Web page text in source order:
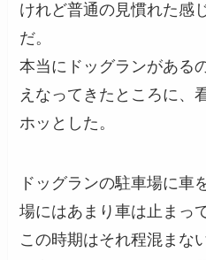
けれど普通の見慣れた感
だ。
本当にドッグランがある
えなってきたところに、
ホッとした。
ドッグランの駐車場に車
場にはあまり車は止まっ
この時期はそれ程混まな